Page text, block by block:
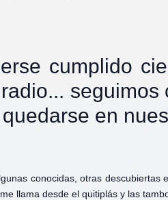
cumplido
seguimos
en
conocidas, otras descubiertas
llama desde el quitiplás y las